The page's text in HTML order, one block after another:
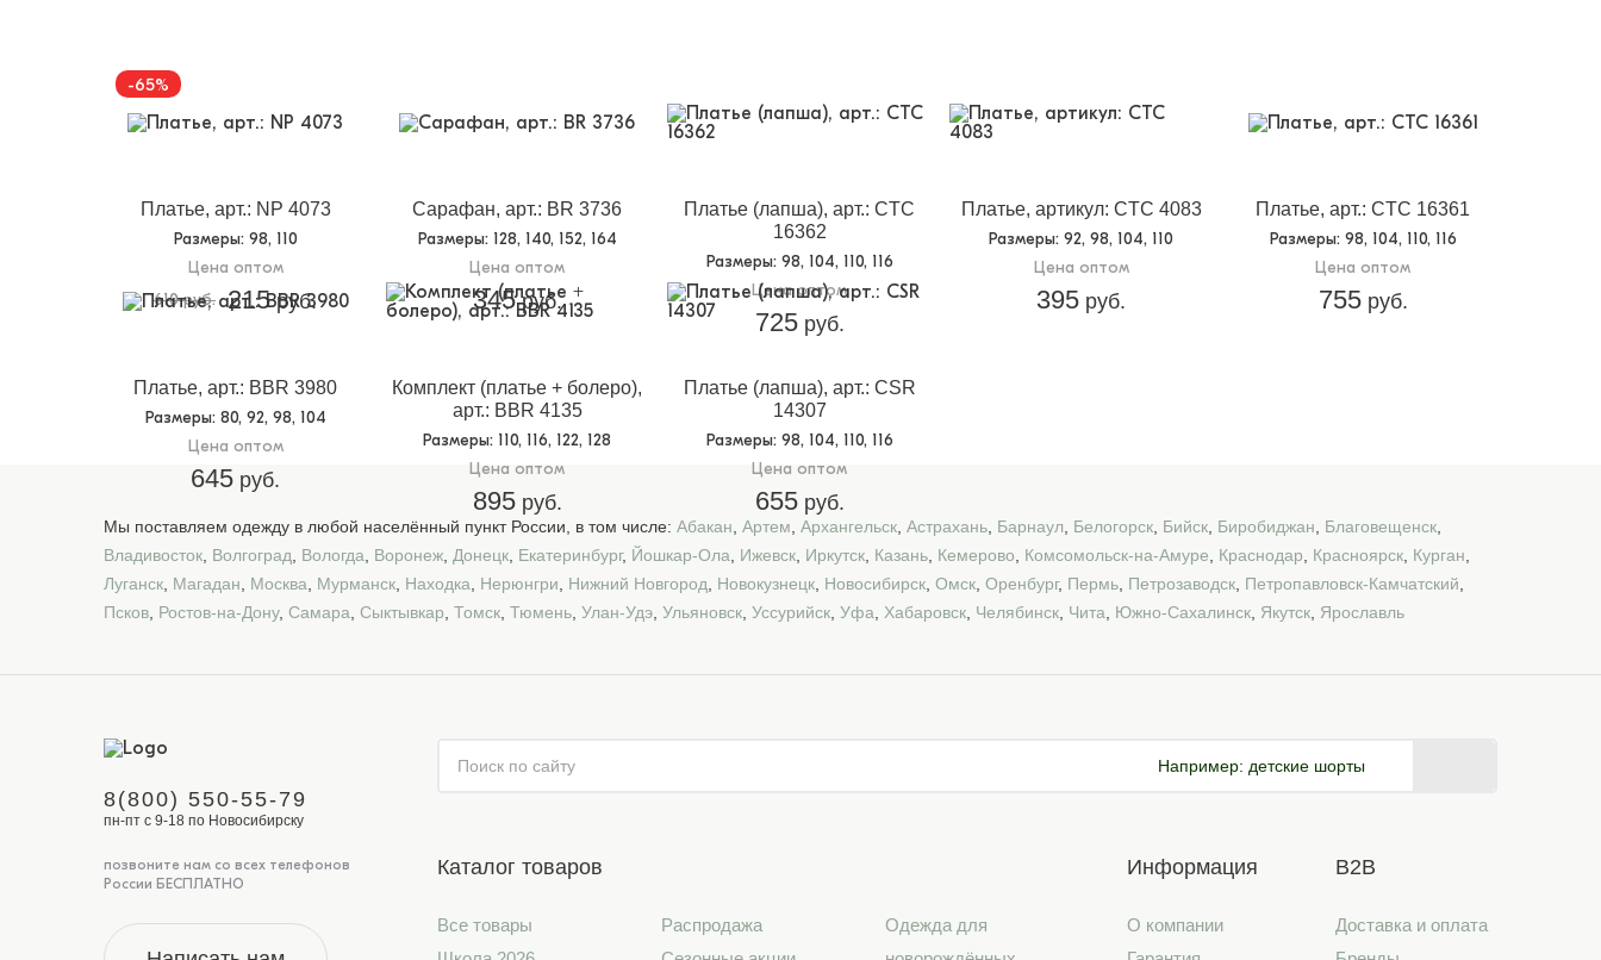
-65%
Платье, арт.: NP 4073
Размеры: 98, 110
Цена оптом
610 руб. 215руб.
Сарафан, арт.: BR 3736
Размеры: 128, 140, 152, 164
Цена оптом
345руб.
Платье (лапша), арт.: CTC
16362
Размеры: 98, 104, 110, 116
Цена оптом
725руб.
Платье, артикул: CTC 4083
Размеры: 92, 98, 104, 110
Цена оптом
395 руб.
Платье, арт.: CTC 16361
Размеры: 98, 104, 110, 116
Цена оптом
755руб.
Платье, арт.: BBR 3980
Размеры: 80, 92, 98, 104
Цена оптом
645 руб.
Комплект (платье + болеро),
арт.: BBR 4135
Размеры: 110, 116, 122, 128
Цена оптом
895руб.
Платье (лапша), арт.: CSR
14307
Размеры: 98, 104, 110, 116
Цена оптом
655руб.
Мы поставляем одежду в любой населённый пункт России, в том числе: Абакан Артем Архангельск Астрахань Барнаул Белогорск Бийск Биробиджан Благовещенск
Владивосток Волгоград Вологда Воронеж Донецк Екатеринбург, Йошкар-Ола Ижевск Иркутск Казань Кемерово Комсомольск-на-Амуре Краснодар Красноярск Курган
Луганск Магадан Москва Мурманск Находка Нерюнгри Нижний Новгород Новокузнецк Новосибирск Омск Оренбург, Пермь Петрозаводск Петропавловск-Камчатский
Псков Ростов-на-Дону, Самара Сыктывкар Томск Тюмень Улан-Удэ Ульяновск Уссурийск Уфа Хабаровск Челябинск Чита Южно-Сахалинск Якутск Ярославль
8(800) 550-55-79
пн-пт с 9-18 по Новосибирску
позвоните нам со всех телефонов
России БЕСПЛАТНО
Например: детские шорты
Каталог товаров
Все товары
Распродажа
Одежда для
Информация
О компании
B2B
Доставка и оплата